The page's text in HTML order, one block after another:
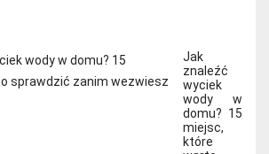
Jak
znaleźć
wyciek
wody w
domu? 15
miejsc,
które